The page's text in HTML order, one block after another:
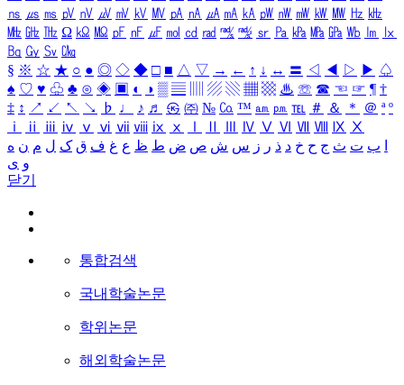
㎱ ㎲ ㎳ ㎴ ㎵ ㎶ ㎷ ㎸ ㎹ ㎀ ㎁ ㎂ ㎃ ㎄ ㎺ ㎻ ㎽ ㎾ ㎿ ㎐ ㎑
㎒ ㎓ ㎔ Ω ㏀ ㏁ ㎊ ㎋ ㎌ ㏖ ㏅ ㎭ ㎮ ㎯ ㏛ ㎩ ㎪ ㎫ ㎬ ㏝ ㏐
㏓
㏃ ㏉ ㏜ ㏆
§ ※ ☆ ★ ○ ● ◎ ◇ ◆ □ ■ △ ▽ → ← ↑ ↓ ↔ 〓 ◁ ◀ ▷ ▶ ♤
♠ ♡ ♥ ♧ ♣ ⊙ ◈ ▣ ◐ ◑ ▒ ▤ ▨ ▧ ▦ ▩ ♨ ☏ ☎ ☜ ☞ ¶ †
‡ ↕ ↗ ↙ ↖ ↘ ♭ ♩ ♪ ♬ ㉿ ㈜ № ㏇ ™ ㏂ ㏘ ℡ ＃ ＆ ＊ ＠ ª º
ⅰ
ⅱ ⅲ ⅳ ⅴ ⅵ ⅶ ⅷ ⅸ ⅹ Ⅳ Ⅴ Ⅵ Ⅶ Ⅷ Ⅸ Ⅹ
ب ت ث ج ح خ د ذ ر ز س ش ص ض ط ظ ع غ ف ق ک ل م ن ه
و ی
닫기
통합검색
국내학술논문
학위논문
해외학술논문